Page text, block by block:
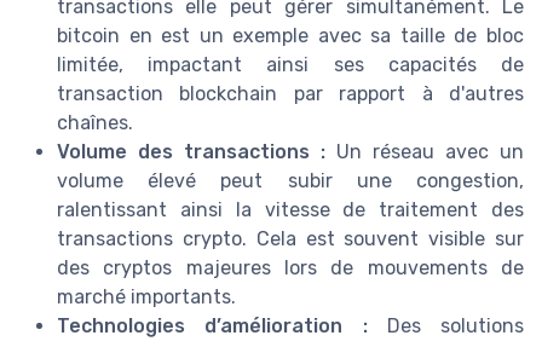
transactions elle peut gérer simultanément. Le
bitcoin en est un exemple avec sa taille de bloc
limitée, impactant ainsi ses capacités de
transaction blockchain par rapport à d'autres
chaînes.
Volume des transactions : Un réseau avec un
volume élevé peut subir une congestion,
ralentissant ainsi la vitesse de traitement des
transactions crypto. Cela est souvent visible sur
des cryptos majeures lors de mouvements de
marché importants.
Technologies d’amélioration :Des solutions